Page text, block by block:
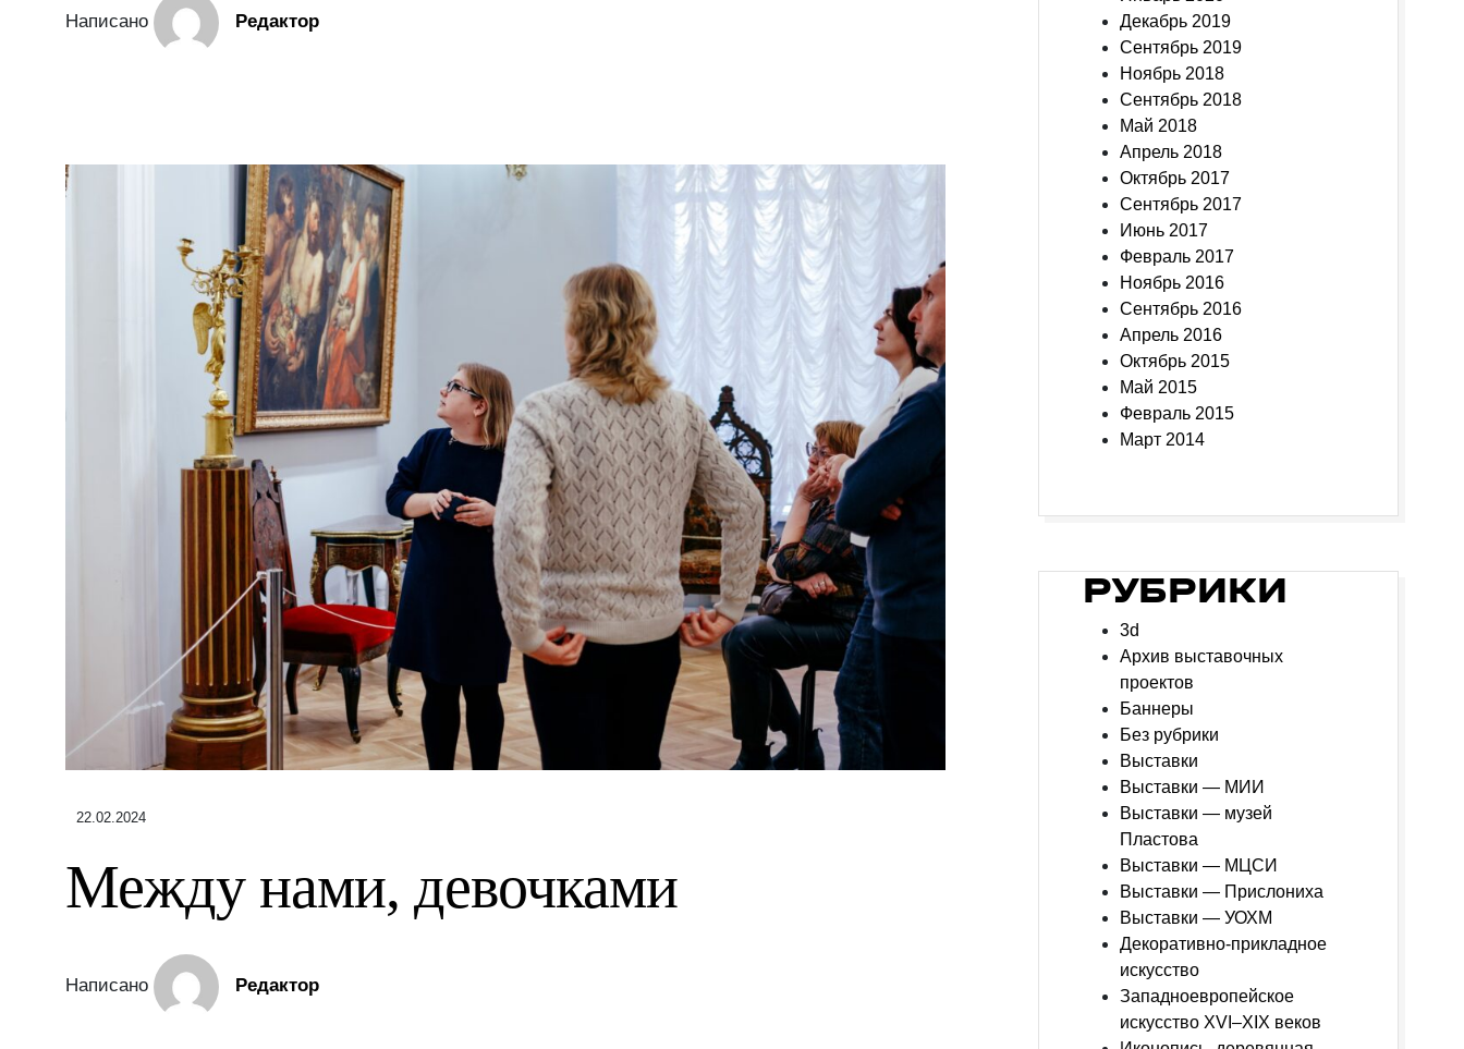
Написано Редактор
22.02.2024
Между нами, девочками
Написано Редактор
Декабрь 2019
Сентябрь 2019
Ноябрь 2018
Сентябрь 2018
Май 2018
Апрель 2018
Октябрь 2017
Сентябрь 2017
Июнь 2017
Февраль 2017
Ноябрь 2016
Сентябрь 2016
Апрель 2016
Октябрь 2015
Май 2015
Февраль 2015
Март 2014
РУБРИКИ
3d
Архив выставочных
проектов
Баннеры
Без рубрики
Выставки
Выставки — МИИ
Выставки — музей
Пластова
Выставки — МЦСИ
Выставки — Прислониха
Выставки — УОХМ
Декоративно-прикладное
искусство
Западноевропейское
искусство XVI–XIX веков